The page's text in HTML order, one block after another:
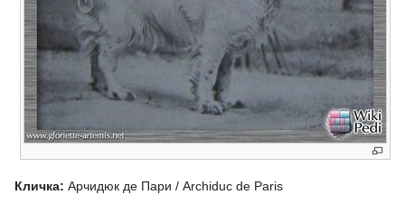
Кличка: Арчидюк де Пари / Archiduc de Paris